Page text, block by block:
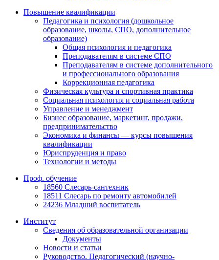
Повышение квалификации
Педагогика и психология (дошкольное
образование, школы, СПО, дополнительное
образование)
Общая психология и педагогика
Преподавателям в системе СПО
Преподавателям в системе дополнительного
и профессионального образования
Коррекционная педагогика
Физическая культура и спортивная практика
Социальная психология и социальная работа
Управление и менеджмент
Бизнес образование, маркетинг, продажи,
предпринимательство
Экономика и финансы — курсы повышения
квалификации
Юриспруденция и право
Технологии и методы
Проф. обучение
18560 Слесарь-сантехник
18511 Слесарь по ремонту автомобилей
24236 Младший воспитатель
Институт
Сведения об образовательной организации
Документы
Новости и статьи
Руководство. Педагогический (научно-